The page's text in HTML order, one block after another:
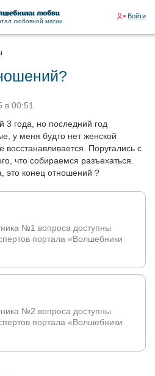
любовной магии
Войти
в 00:51
3 года, но последний год
у меня будто нет женской
восстанавливается. Поругались с
что собираемся разъехаться.
это конец отношений ?
№1 вопроса доступны
портала «Волшебники
№2 вопроса доступны
портала «Волшебники